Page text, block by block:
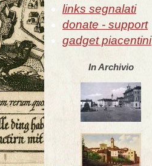
links segnalati
donate - support
gadget piacentini
In Archivio